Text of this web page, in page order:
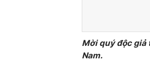
Mời quý độc giả
Nam.